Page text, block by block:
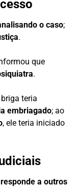
o caso;
.
que
.
teria
embriagado; ao
, ele teria iniciado
responde a outros